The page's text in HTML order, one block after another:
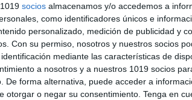
socios almacenamos y/o accedemos a
como identificadores únicos e
personalizado, medición de publicidad y
Con su permiso, nosotros y nuestros socios
mediante las características de
a nosotros y a nuestros 1019 socios
De forma alternativa, puede acceder a
otorgar o negar su consentimiento. Tenga en
matemático,cartel matemático ,competencia
,infografía educativa ,infografía matemáticas ,
,matemáticas secundaria,material imprimible,
, operaciones básicas ,operaciones
,primaria y ESO,recurso educativo,recurso